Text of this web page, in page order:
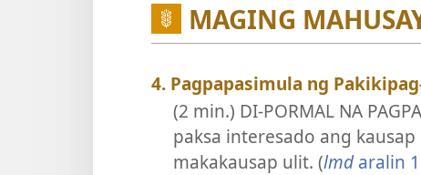
MAGING
4. Pagpapasimula ng
(2 min.) DI-PORMAL NA
paksa interesado ang
makakausap ulit. (lmdaralin